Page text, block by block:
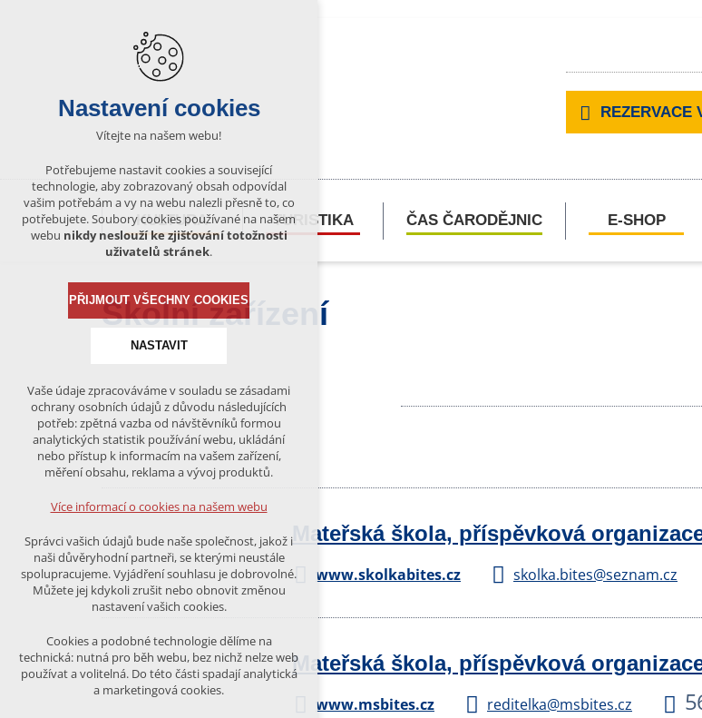
REZERVACE
KULTURA TURISTIKA ČAS ČARODĚJNIC E-SHOP
Školní zařízení
Mateřská škola, příspěvková
www.skolkabites.cz skolka.bites@seznam.cz
Mateřská škola, příspěvková
www.msbites.cz reditelka@msbites.cz
Nastavení cookies
Vítejte na našem webu!
Potřebujeme nastavit cookies a související
technologie, aby zobrazovaný obsah odpovídal
vašim potřebám a vy na webu nalezli přesně to, co
potřebujete. Soubory cookies používané na našem
webu nikdy neslouží ke zjišťování totožnosti
uživatelů stránek.
PŘIJMOUT VŠECHNY COOKIES
NASTAVIT
Technická cookies
nutná pro provozování webu
udržení kontextu stránek (session):
případná přihlášení, volby jazyka, apod.
analytická pro anonymizované
vyhodnocení návštěvnosti
marketingová cookies (Google)
Více informací o cookies na našem webu
ODMÍTNOUT VŠE
Vaše údaje zpracováváme v souladu se zásadami
ochrany osobních údajů z důvodu následujících
potřeb: zpětná vazba od návštěvníků formou
analytických statistik používání webu, ukládání
nebo přístup k informacím na vašem zařízení,
měření obsahu, reklama a vývoj produktů.
Více informací o cookies na našem webu
Správci vašich údajů bude naše společnost, jakož i
naši důvěryhodní partneři, se kterými neustále
spolupracujeme. Vyjádření souhlasu je dobrovolné.
Můžete jej kdykoli zrušit nebo obnovit změnou
nastavení vašich cookies.
Cookies a podobné technologie dělíme na
technická: nutná pro běh webu, bez nichž nelze web
používat a volitelná. Do této části spadají analytická
a marketingová cookies.